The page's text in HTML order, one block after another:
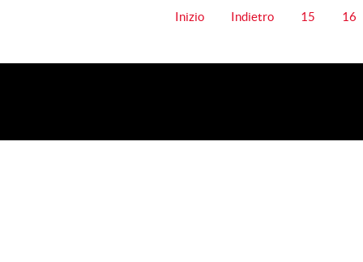
Inizio Indietro 15 16